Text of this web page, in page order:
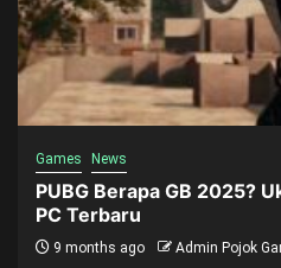
Games News
PUBG Berapa GB 2025?
PC Terbaru
9 months ago Admin Pojok